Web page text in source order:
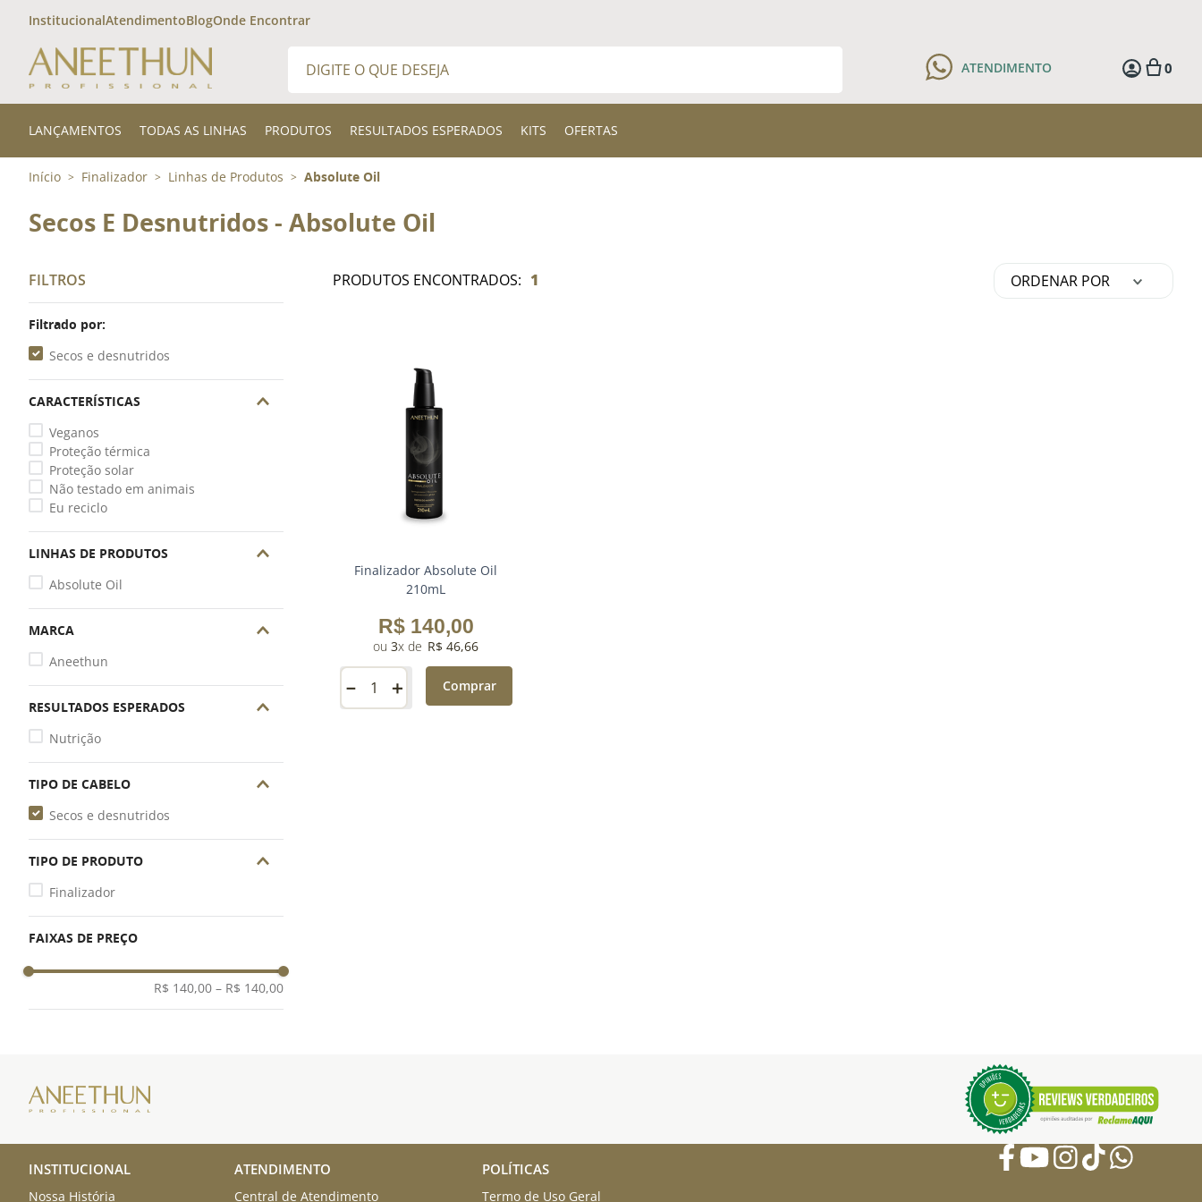
InstitucionalAtendimentoBlogOnde Encontrar
ATENDIMENTO
0
LANÇAMENTOS TODAS AS LINHAS PRODUTOS RESULTADOS ESPERADOS KITS OFERTAS
Início > Finalizador > Linhas de Produtos > Absolute Oil
Secos E Desnutridos - Absolute Oil
FILTROS
Filtrado por:
Secos e desnutridos
CARACTERÍSTICAS
Veganos
Proteção térmica
Proteção solar
Não testado em animais
Eu reciclo
LINHAS DE PRODUTOS
Absolute Oil
MARCA
Aneethun
RESULTADOS ESPERADOS
Nutrição
TIPO DE CABELO
Secos e desnutridos
TIPO DE PRODUTO
Finalizador
FAIXAS DE PREÇO
R$ 140,00 – R$ 140,00
1 ORDENAR POR
Finalizador Absolute Oil
210mL
R$ 140,00
3 R$ 46,66
＋
－ Comprar
INSTITUCIONAL
Nossa História
ATENDIMENTO
Central de Atendimento
POLÍTICAS
Termo de Uso Geral
2º
finalizador
3
300ml